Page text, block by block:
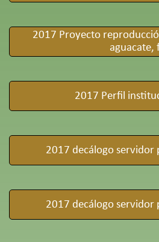
2017 Proyecto
aguacate,
2017 Perfil
2017 decálogo servidor
2017 decálogo servidor